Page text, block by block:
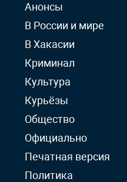
Анонсы
В России и мире
В Хакасии
Криминал
Культура
Курьёзы
Общество
Официально
Печатная версия
Политика